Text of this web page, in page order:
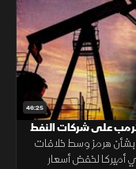
46:25
على شركات النفط
بشأن هرمز وسط خلافات
أميركا لخفض أسعار